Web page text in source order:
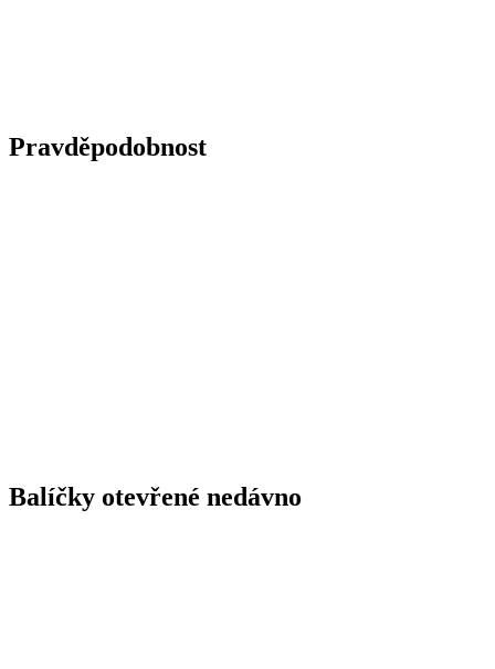
Pravděpodobnost
Balíčky otevřené nedávno